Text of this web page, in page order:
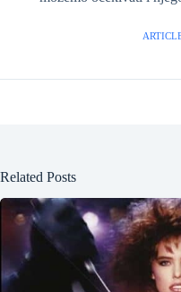
Related Posts